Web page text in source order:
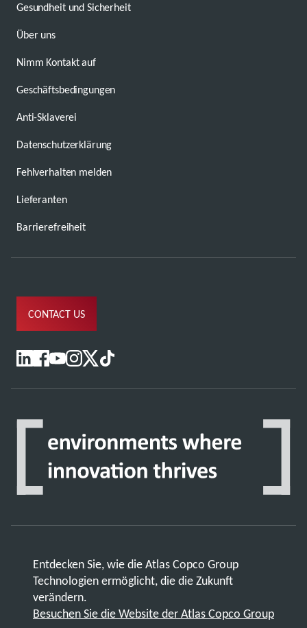
Gesundheit und Sicherheit
Über uns
Nimm Kontakt auf
Geschäftsbedingungen
Anti-Sklaverei
Datenschutzerklärung
Fehlverhalten melden
Lieferanten
Barrierefreiheit
CONTACT US
Entdecken Sie, wie die Atlas Copco Group
Technologien ermöglicht, die die Zukunft
verändern.
Besuchen Sie die Website der Atlas Copco Group